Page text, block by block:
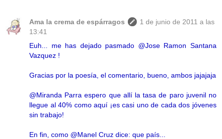
Ama la crema de espárragos
1 de junio de 2011 a las
13:41
Euh... me has dejado pasmado @Jose Ramon Santana
Vazquez !
Gracias por la poesía, el comentario, bueno, ambos jajajaja
@Miranda Parra espero que allí la tasa de paro juvenil no
llegue al 40% como aquí ¡es casi uno de cada dos jóvenes
sin trabajo!
En fin, como @Manel Cruz dice: que país...